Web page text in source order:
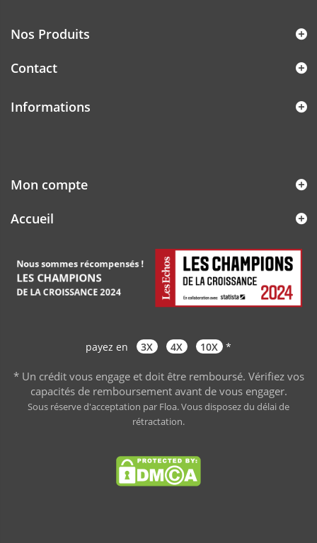
Nos Produits
Contact
Informations
Mon compte
Accueil
payez en 3X 4X 10X *
* Un crédit vous engage et doit être remboursé. Vérifiez vos
capacités de remboursement avant de vous engager.
Sous réserve d'acceptation par Floa. Vous disposez du délai de
rétractation.